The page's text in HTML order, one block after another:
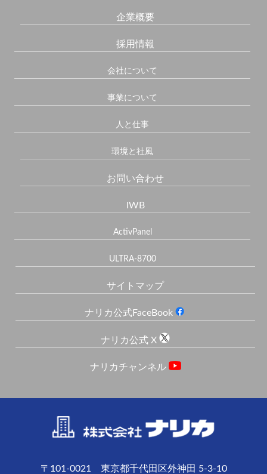
企業概要
採用情報
会社について
事業について
人と仕事
環境と社風
お問い合わせ
IWB
ActivPanel
ULTRA-8700
サイトマップ
ナリカ公式FaceBook
ナリカ公式 X
ナリカチャンネル
〒101-0021 東京都千代田区外神田 5-3-10